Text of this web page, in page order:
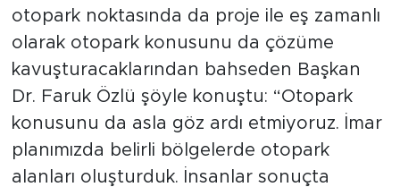
otopark noktasında da proje ile eş zamanlı
olarak otopark konusunu da çözüme
kavuşturacaklarından bahseden Başkan
Dr. Faruk Özlü şöyle konuştu: “Otopark
konusunu da asla göz ardı etmiyoruz. İmar
planımızda belirli bölgelerde otopark
alanları oluşturduk. İnsanlar sonuçta